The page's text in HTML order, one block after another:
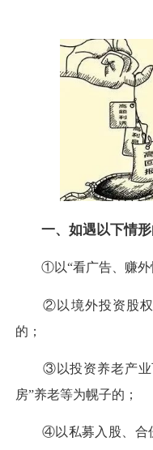
一、如遇以下情
①以“看广告、赚外快
②以境外投资股权
的；
③以投资养老产业可
房”养老等为幌子的；
④以私募入股、合伙